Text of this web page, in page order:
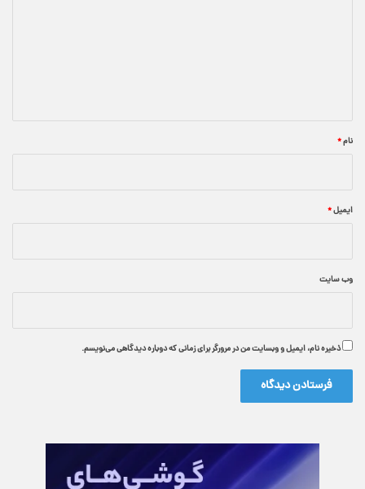
نام*
ایمیل*
وب‌ سایت
ذخیره نام، ایمیل و وبسایت من در مرورگر برای زمانی که دوباره دیدگاهی می‌نویسم.